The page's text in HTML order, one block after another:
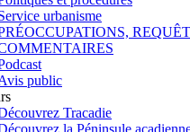
urbanisme
public
Tracadie
la Péninsule